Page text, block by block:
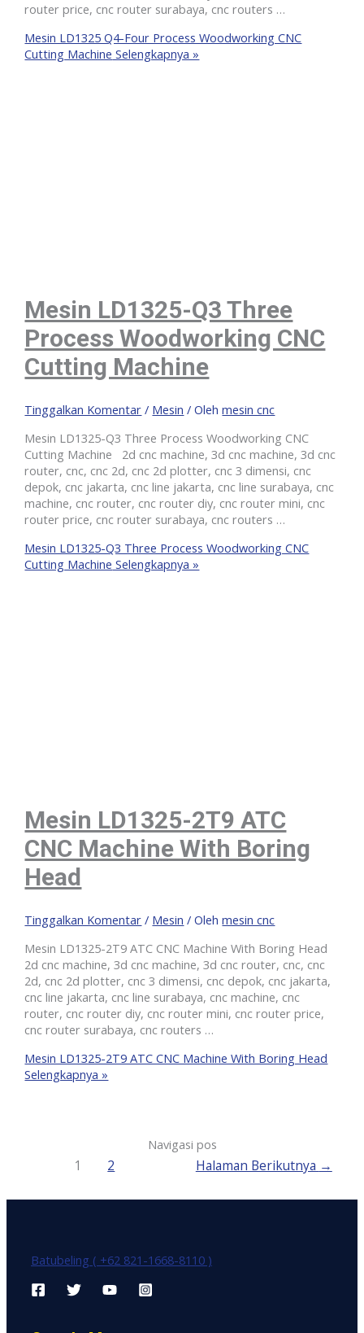
router price, cnc router surabaya, cnc routers …
Mesin LD1325 Q4-Four Process Woodworking CNC
Cutting Machine Selengkapnya »
Mesin LD1325-Q3 Three
Process Woodworking CNC
Cutting Machine
Tinggalkan Komentar / Mesin / Olehmesin cnc
Mesin LD1325-Q3 Three Process Woodworking CNC
Cutting Machine 2d cnc machine, 3d cnc machine, 3d cnc
router, cnc, cnc 2d, cnc 2d plotter, cnc 3 dimensi, cnc
depok, cnc jakarta, cnc line jakarta, cnc line surabaya, cnc
machine, cnc router, cnc router diy, cnc router mini, cnc
router price, cnc router surabaya, cnc routers …
Mesin LD1325-Q3 Three Process Woodworking CNC
Cutting Machine Selengkapnya »
Mesin LD1325-2T9 ATC
CNC Machine With Boring
Head
Tinggalkan Komentar / Mesin / Olehmesin cnc
Mesin LD1325-2T9 ATC CNC Machine With Boring Head
2d cnc machine, 3d cnc machine, 3d cnc router, cnc, cnc
2d, cnc 2d plotter, cnc 3 dimensi, cnc depok, cnc jakarta,
cnc line jakarta, cnc line surabaya, cnc machine, cnc
router, cnc router diy, cnc router mini, cnc router price,
cnc router surabaya, cnc routers …
Mesin LD1325-2T9 ATC CNC Machine With Boring Head
Selengkapnya »
Navigasi pos
1 2 Halaman Berikutnya →
Batubeling ( +62 821-1668-8110 )